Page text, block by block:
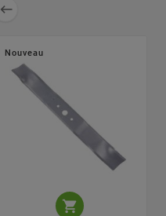

Nouveau
